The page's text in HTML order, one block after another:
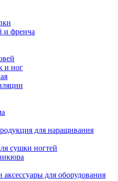
и френча
и ног
для наращивания
сушки ногтей
для оборудования